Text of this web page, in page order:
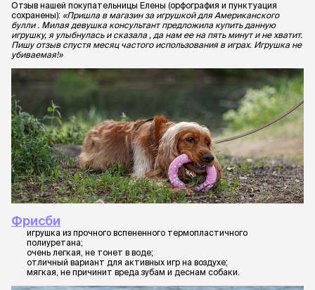
Отзыв нашей покупательницы Елены (орфография и пунктуация
сохранены): «Пришла в магазин за игрушкой для Американского
булли . Милая девушка консультант предложила купить данную
игрушку, я улыбнулась и сказала , да нам ее на пять минут и не хватит.
Пишу отзыв спустя месяц частого использования в играх. Игрушка не
убиваемая!»
Фрисби
игрушка из прочного вспененного термопластичного
полиуретана;
очень легкая, не тонет в воде;
отличный вариант для активных игр на воздухе;
мягкая, не причинит вреда зубам и деснам собаки.